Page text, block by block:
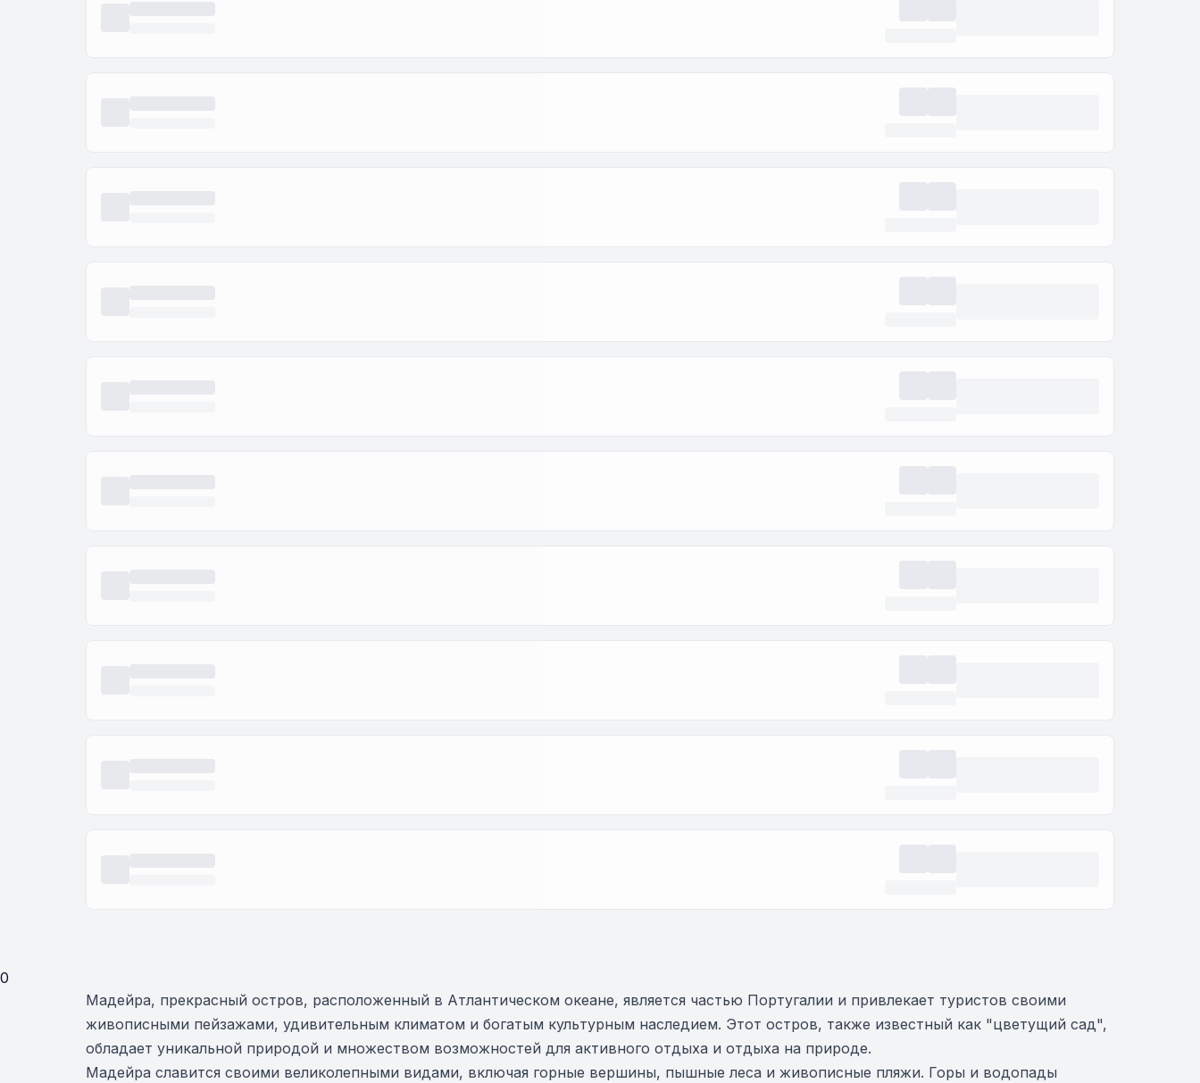
0
Мадейра, прекрасный остров, расположенный в Атлантическом океане, является частью Португалии и привлекает туристов своими
живописными пейзажами, удивительным климатом и богатым культурным наследием. Этот остров, также известный как "цветущий сад",
обладает уникальной природой и множеством возможностей для активного отдыха и отдыха на природе.
Мадейра славится своими великолепными видами, включая горные вершины, пышные леса и живописные пляжи. Горы и водопады